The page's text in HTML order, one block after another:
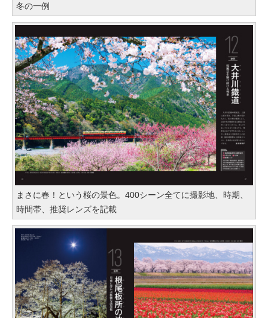
冬の一例
まさに春！という桜の景色。400シーン全てに撮影地、時期、
時間帯、推奨レンズを記載